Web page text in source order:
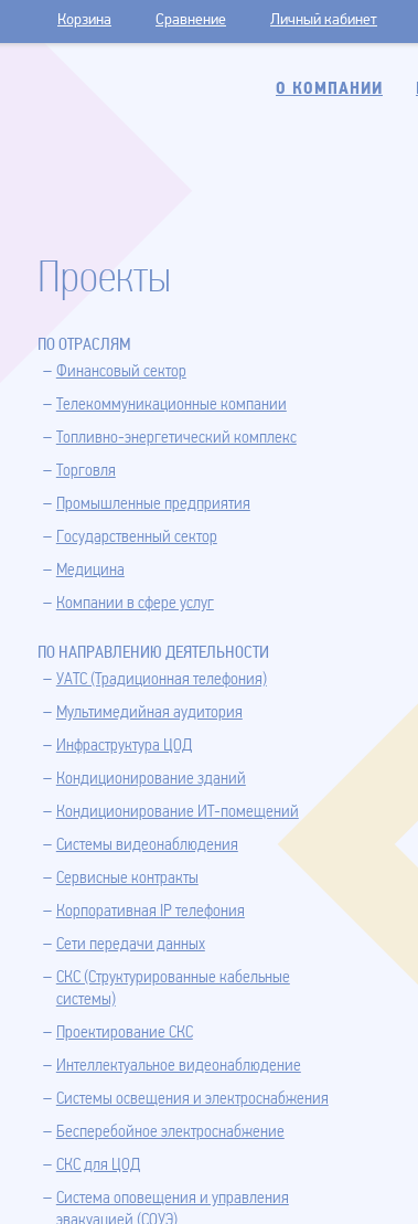
Корзина Сравнение Личный кабинет
О КОМПАНИИ
Проекты
ПО ОТРАСЛЯМ
Финансовый сектор
Телекоммуникационные компании
Топливно-энергетический комплекс
Торговля
Промышленные предприятия
Государственный сектор
Медицина
Компании в сфере услуг
ПО НАПРАВЛЕНИЮ ДЕЯТЕЛЬНОСТИ
УАТС (Традиционная телефония)
Мультимедийная аудитория
Инфраструктура ЦОД
Кондиционирование зданий
Кондиционирование ИТ-помещений
Системы видеонаблюдения
Сервисные контракты
Корпоративная IP телефония
Сети передачи данных
СКС (Структурированные кабельные
системы)
Проектирование СКС
Интеллектуальное видеонаблюдение
Системы освещения и электроснабжения
Бесперебойное электроснабжение
СКС для ЦОД
Система оповещения и управления